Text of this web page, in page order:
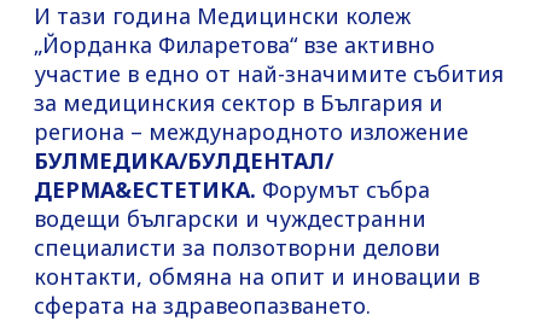
И тази година Медицински колеж
„Йорданка Филаретова“ взе активно
участие в едно от най-значимите събития
за медицинския сектор в България и
региона – международното изложение
БУЛМЕДИКА/БУЛДЕНТАЛ/
ДЕРМА&ЕСТЕТИКА. Форумът събра
водещи български и чуждестранни
специалисти за ползотворни делови
контакти, обмяна на опит и иновации в
сферата на здравеопазването.